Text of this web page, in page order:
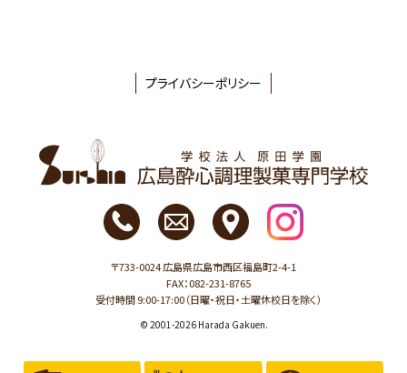
プライバシーポリシー
〒733-0024 広島県広島市西区福島町2-4-1
FAX：082-231-8765
受付時間 9:00-17:00（日曜・祝日・土曜休校日を除く）
© 2001-2026 Harada Gakuen.